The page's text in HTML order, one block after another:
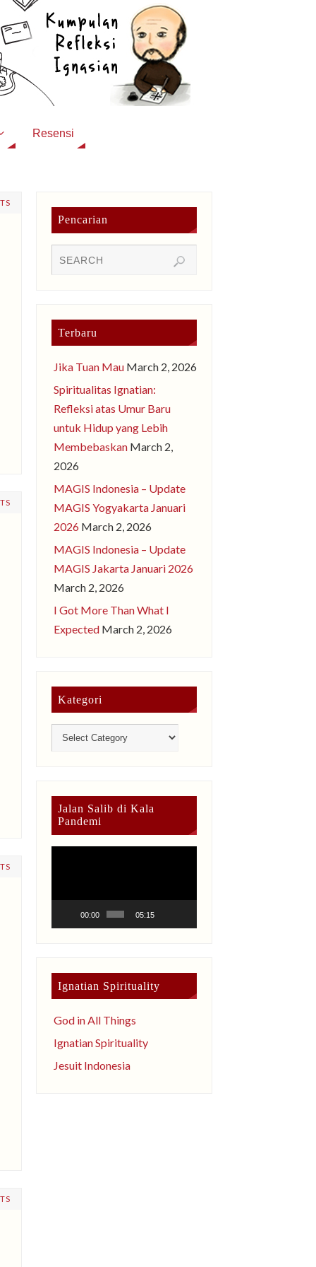
Resensi
Pencarian
Terbaru
Jika Tuan Mau March 2, 2026
Spiritualitas Ignatian:
Refleksi atas Umur Baru
untuk Hidup yang Lebih
Membebaskan March 2,
2026
MAGIS Indonesia – Update
MAGIS Yogyakarta Januari
2026 March 2, 2026
MAGIS Indonesia – Update
MAGIS Jakarta Januari 2026
March 2, 2026
I Got More Than What I
Expected March 2, 2026
Kategori
Jalan Salib di Kala
Pandemi
00:00 05:15
Ignatian Spirituality
God in All Things
Ignatian Spirituality
Jesuit Indonesia